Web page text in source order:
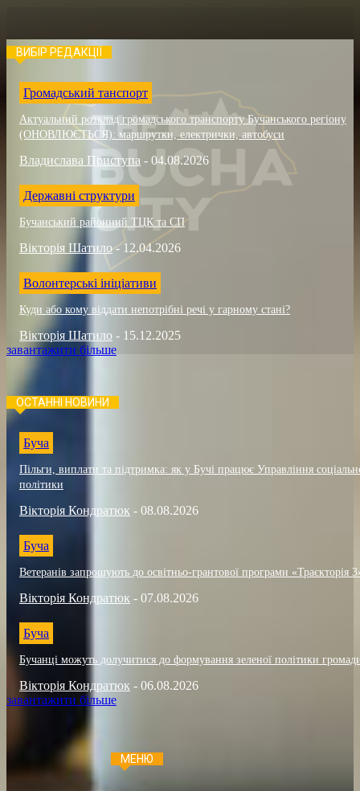
ВИБІР РЕДАКЦІЇ
Громадський танспорт
Актуальний розклад громадського транспорту Бучанського регіону
(ОНОВЛЮЄТЬСЯ): маршрутки, електрички, автобуси
Владислава Приступа - 04.08.2026
Державні структури
Бучанський районний ТЦК та СП
Вікторія Шатило - 12.04.2026
Волонтерські ініціативи
Куди або кому віддати непотрібні речі у гарному стані?
Вікторія Шатило - 15.12.2025
завантажити більше
ОСТАННІ НОВИНИ
Буча
Пільги, виплати та підтримка: як у Бучі працює Управління
політики
Вікторія Кондратюк - 08.08.2026
Буча
Ветеранів запрошують до освітньо-грантової програми «Траєкторія
Вікторія Кондратюк - 07.08.2026
Буча
Бучанці можуть долучитися до формування зеленої політики
Вікторія Кондратюк - 06.08.2026
завантажити більше
МЕНЮ